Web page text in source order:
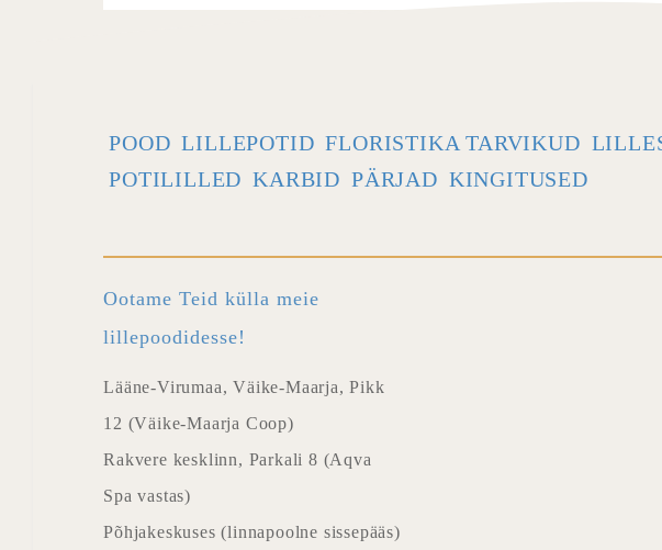
POOD LILLEPOTID FLORISTIKA TARVIKUD
POTILILLED KARBID PÄRJAD KINGITUSED
Ootame Teid külla meie
lillepoodidesse!
Lääne-Virumaa, Väike-Maarja, Pikk
12 (Väike-Maarja Coop)
Rakvere kesklinn, Parkali 8 (Aqva
Spa vastas)
Põhjakeskuses (linnapoolne sissepääs)